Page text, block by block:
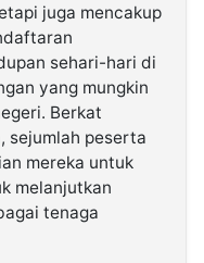
juga mencakup
sehari-hari di
yang mungkin
Berkat
sejumlah peserta
mereka untuk
melanjutkan
tenaga